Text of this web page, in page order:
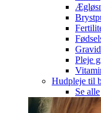
Pleje
Hudpleje til
Se alle